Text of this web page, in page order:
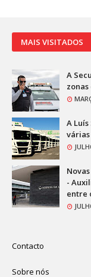
MAIS VISITADOS
A
A
-
entre
Contacto
Sobre nós